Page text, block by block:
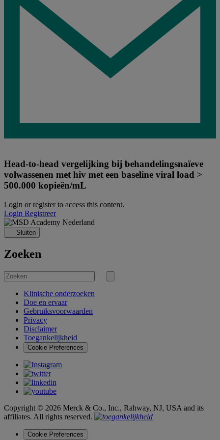
Head-to-head vergelijking bij behandelingsnaïeve
volwassenen met hiv met een baseline viral load >
500.000 kopieën/mL
Login or register to access this content.
Login Registreer
Sluiten
Zoeken
Zoek
naar
Zoekopdracht
Klinische onderzoeken
Doe en ervaar
Gebruiksvoorwaarden
Privacy
Disclaimer
Toegankelijkheid
Cookie Preferences
Copyright © 2026 Merck & Co., Inc., Rahway, NJ, USA and its
affiliates. All rights reserved.
Cookie Preferences